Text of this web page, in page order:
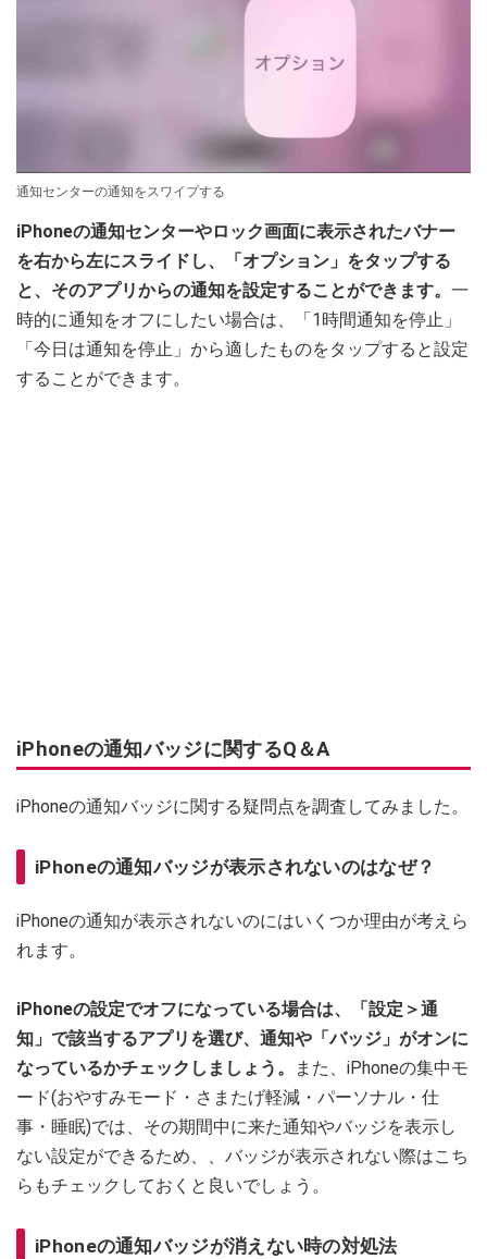
通知センターの通知をスワイプする
iPhoneの通知センターやロック画面に表示されたバナー
を右から左にスライドし、「オプション」をタップする
と、そのアプリからの通知を設定することができます。 一
時的に通知をオフにしたい場合は、「1時間通知を停止」
「今日は通知を停止」から適したものをタップすると設定
することができます。
iPhoneの通知バッジに関するQ＆A
iPhoneの通知バッジに関する疑問点を調査してみました。
iPhoneの通知バッジが表示されないのはなぜ？
iPhoneの通知が表示されないのにはいくつか理由が考えら
れます。
iPhoneの設定でオフになっている場合は、「設定＞通
知」で該当するアプリを選び、通知や「バッジ」がオンに
なっているかチェックしましょう。
また、iPhoneの集中モ
ード(おやすみモード・さまたげ軽減・パーソナル・仕
事・睡眠)では、その期間中に来た通知やバッジを表示し
ない設定ができるため、、バッジが表示されない際はこち
らもチェックしておくと良いでしょう。
iPhoneの通知バッジが消えない時の対処法